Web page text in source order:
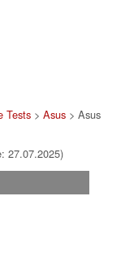
Tests> Asus> Asus
27.07.2025)